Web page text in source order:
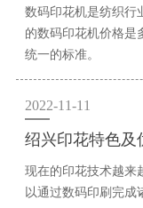
数码印花机是纺织行
的数码印花机价格是
统一的标准。
2022-11-11
绍兴印花特色及
现在的印花技术越来
以通过数码印刷完成